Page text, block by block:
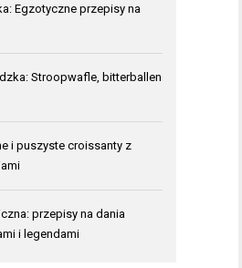
Egzotyczne przepisy na
Stroopwafle, bitterballen
i puszyste croissanty z
przepisy na dania
i legendami